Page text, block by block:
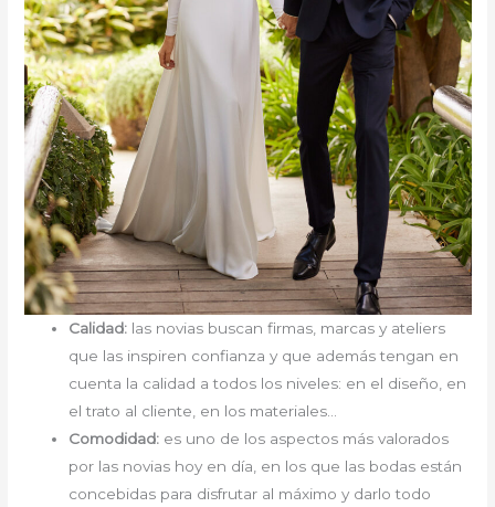
Calidad: las novias buscan firmas, marcas y ateliers
que las inspiren confianza y que además tengan en
cuenta la calidad a todos los niveles: en el diseño, en
el trato al cliente, en los materiales…
Comodidad: es uno de los aspectos más valorados
por las novias hoy en día, en los que las bodas están
concebidas para disfrutar al máximo y darlo todo